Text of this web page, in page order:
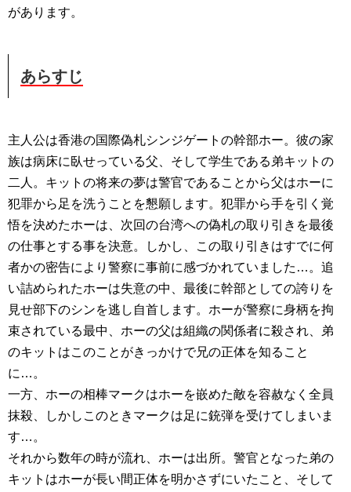
があります。
あらすじ
主人公は香港の国際偽札シンジゲートの幹部ホー。彼の家
族は病床に臥せっている父、そして学生である弟キットの
二人。キットの将来の夢は警官であることから父はホーに
犯罪から足を洗うことを懇願します。犯罪から手を引く覚
悟を決めたホーは、次回の台湾への偽札の取り引きを最後
の仕事とする事を決意。しかし、この取り引きはすでに何
者かの密告により警察に事前に感づかれていました…。追
い詰められたホーは失意の中、最後に幹部としての誇りを
見せ部下のシンを逃し自首します。ホーが警察に身柄を拘
束されている最中、ホーの父は組織の関係者に殺され、弟
のキットはこのことがきっかけで兄の正体を知ること
に…。
一方、ホーの相棒マークはホーを嵌めた敵を容赦なく全員
抹殺、しかしこのときマークは足に銃弾を受けてしまいま
す…。
それから数年の時が流れ、ホーは出所。警官となった弟の
キットはホーが長い間正体を明かさずにいたこと、そして